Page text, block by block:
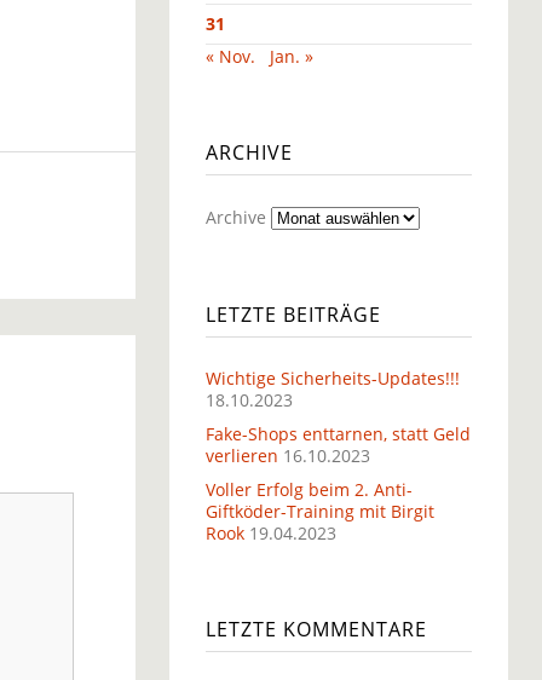
31
« Nov.
Jan. »
ARCHIVE
Archive
LETZTE BEITRÄGE
Wichtige Sicherheits-Updates!!!
18.10.2023
Fake-Shops enttarnen, statt Geld
verlieren 16.10.2023
Voller Erfolg beim 2. Anti-
Giftköder-Training mit Birgit
Rook 19.04.2023
LETZTE KOMMENTARE